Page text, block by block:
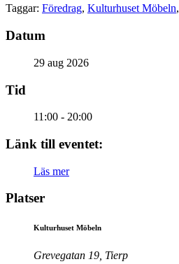
Taggar: Föredrag, Kulturhuset Möbeln,
Datum
29 aug 2026
Tid
11:00 - 20:00
Länk till eventet:
Läs mer
Platser
Kulturhuset Möbeln
Grevegatan 19, Tierp